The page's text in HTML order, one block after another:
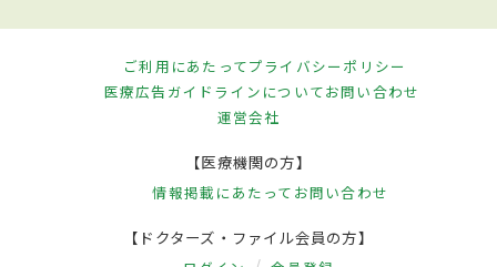
ご利用にあたってプライバシーポリシー
医療広告ガイドラインについてお問い合わせ
運営会社
【医療機関の方】
情報掲載にあたって お問い合わせ
【ドクターズ・ファイル会員の方】